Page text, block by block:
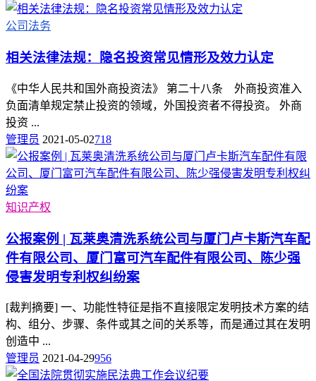
公司法务
相关法律法规：隐名投资常见情形及效力认定
《中华人民共和国外商投资法》 第二十八条 外商投资准入
负面清单规定禁止投资的领域，外国投资者不得投资。 外商
投资 ...
管理员 2021-05-02718
知识产权
公报案例 | 瓦莱奥清洗系统公司与厦门卢卡斯汽车配
件有限公司、厦门富可汽车配件有限公司、陈少强
侵害发明专利权纠纷案
[裁判摘要] 一、功能性特征是指不直接限定发明技术方案的结
构、组分、步骤、条件或其之间的关系等，而是通过其在发明
创造中 ...
管理员 2021-04-29956